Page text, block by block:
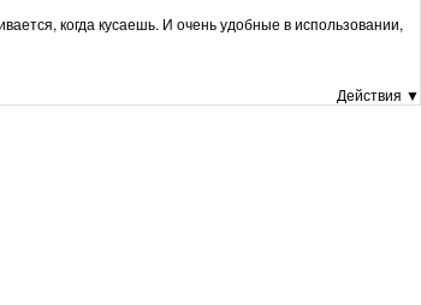
когда кусаешь. И очень удобные в использовании,
Действия ▼